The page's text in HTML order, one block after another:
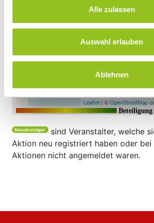
Alle zulassen
Auswahl erlauben
Ablehnen
Neueinsteiger sind Veranstalter, welche
Aktion neu registriert haben oder
Aktionen nicht angemeldet waren.